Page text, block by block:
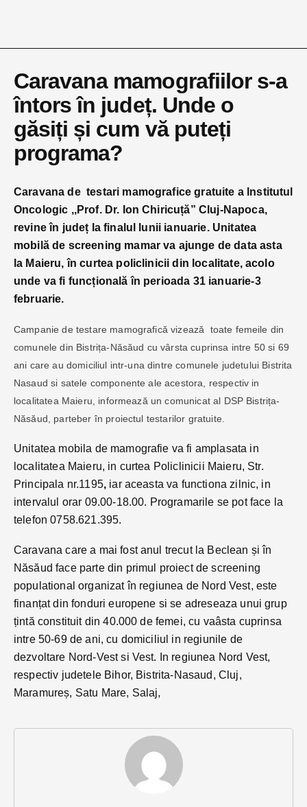
Caravana mamografiilor s-a
întors în județ. Unde o
găsiți și cum vă puteți
programa?
Caravana de testari mamografice gratuite a lnstitutul
Oncologic ,,Prof. Dr. Ion Chiricuță” Cluj-Napoca,
revine în județ la finalul lunii ianuarie. Unitatea
mobilă de screening mamar va ajunge de data asta
la Maieru, în curtea policlinicii din localitate, acolo
unde va fi funcțională în perioada 31 ianuarie-3
februarie.
Campanie de testare mamografică vizează toate femeile din
comunele din Bistrița-Năsăud cu vârsta cuprinsa intre 50 si 69
ani care au domiciliul intr-una dintre comunele judetului Bistrita
Nasaud si satele componente ale acestora, respectiv in
localitatea Maieru, informează un comunicat al DSP Bistrița-
Năsăud, parteber în proiectul testarilor gratuite.
Unitatea mobila de mamografie va fi amplasata in
localitatea Maieru, in curtea Policlinicii Maieru, Str.
Principala nr.1195, iar aceasta va functiona zilnic, in
intervalul orar 09.00-18.00. Programarile se pot face la
telefon 0758.621.395.
Caravana care a mai fost anul trecut la Beclean și în
Năsăud face parte din primul proiect de screening
populational organizat în regiunea de Nord Vest, este
finanțat din fonduri europene si se adreseaza unui grup
țintă constituit din 40.000 de femei, cu vaâsta cuprinsa
intre 50-69 de ani, cu domiciliul in regiunile de
dezvoltare Nord-Vest si Vest. In regiunea Nord Vest,
respectiv judetele Bihor, Bistrita-Nasaud, Cluj,
Maramureș, Satu Mare, Salaj,